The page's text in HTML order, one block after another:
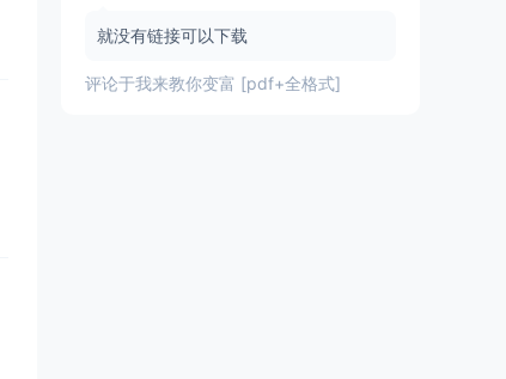
就没有链接可以下载
评论于我来教你变富 [pdf+全格式]